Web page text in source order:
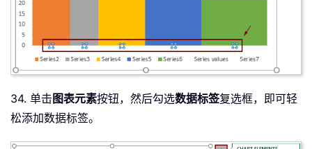
34. 单击 图表元素按钮，然后勾选数据标签复选框，即可轻
松添加数据标签。